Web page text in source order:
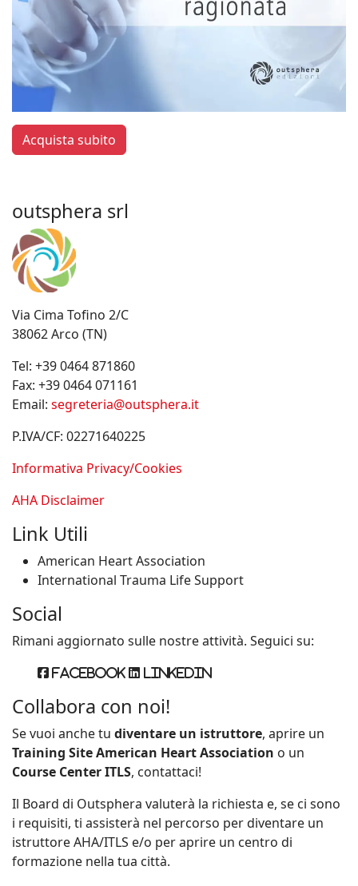
Acquista subito
outsphera srl
Via Cima Tofino 2/C
38062 Arco (TN)
Tel: +39 0464 871860
Fax: +39 0464 071161
Email: segreteria@outsphera.it
P.IVA/CF: 02271640225
Informativa Privacy/Cookies
AHA Disclaimer
Link Utili
American Heart Association
International Trauma Life Support
Social
Rimani aggiornato sulle nostre attività. Seguici su:
Facebook Linkedin
Collabora con noi!
Se vuoi anche tu diventare un istruttore, aprire un
Training Site American Heart Association o un
Course Center ITLS, contattaci!
Il Board di Outsphera valuterà la richiesta e, se ci sono
i requisiti, ti assisterà nel percorso per diventare un
istruttore AHA/ITLS e/o per aprire un centro di
formazione nella tua città.